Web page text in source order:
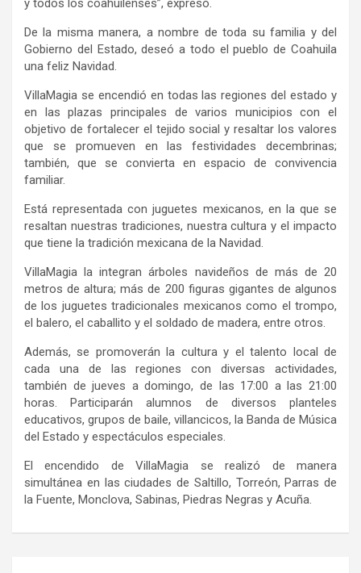
y todos los coahuilenses”, expresó.
De la misma manera, a nombre de toda su familia y del
Gobierno del Estado, deseó a todo el pueblo de Coahuila
una feliz Navidad.
VillaMagia se encendió en todas las regiones del estado y
en las plazas principales de varios municipios con el
objetivo de fortalecer el tejido social y resaltar los valores
que se promueven en las festividades decembrinas;
también, que se convierta en espacio de convivencia
familiar.
Está representada con juguetes mexicanos, en la que se
resaltan nuestras tradiciones, nuestra cultura y el impacto
que tiene la tradición mexicana de la Navidad.
VillaMagia la integran árboles navideños de más de 20
metros de altura; más de 200 figuras gigantes de algunos
de los juguetes tradicionales mexicanos como el trompo,
el balero, el caballito y el soldado de madera, entre otros.
Además, se promoverán la cultura y el talento local de
cada una de las regiones con diversas actividades,
también de jueves a domingo, de las 17:00 a las 21:00
horas. Participarán alumnos de diversos planteles
educativos, grupos de baile, villancicos, la Banda de Música
del Estado y espectáculos especiales.
El encendido de VillaMagia se realizó de manera
simultánea en las ciudades de Saltillo, Torreón, Parras de
la Fuente, Monclova, Sabinas, Piedras Negras y Acuña.